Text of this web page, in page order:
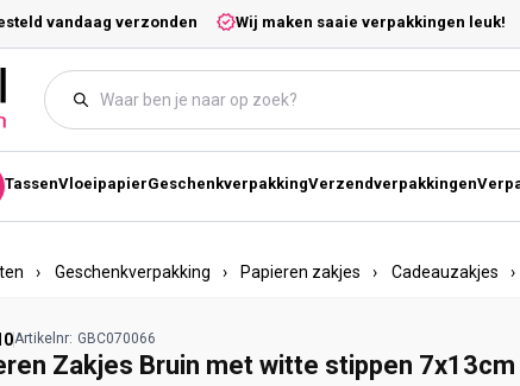
vandaag verzonden Wij maken saaie verpakkingen leuk!
TassenVloeipapierGeschenkverpakkingVerzendverpakkingen
› Geschenkverpakking › Papieren zakjes › Cadeauzakjes ›
Artikelnr: GBC070066
Zakjes Bruin met witte stippen 7x13cm